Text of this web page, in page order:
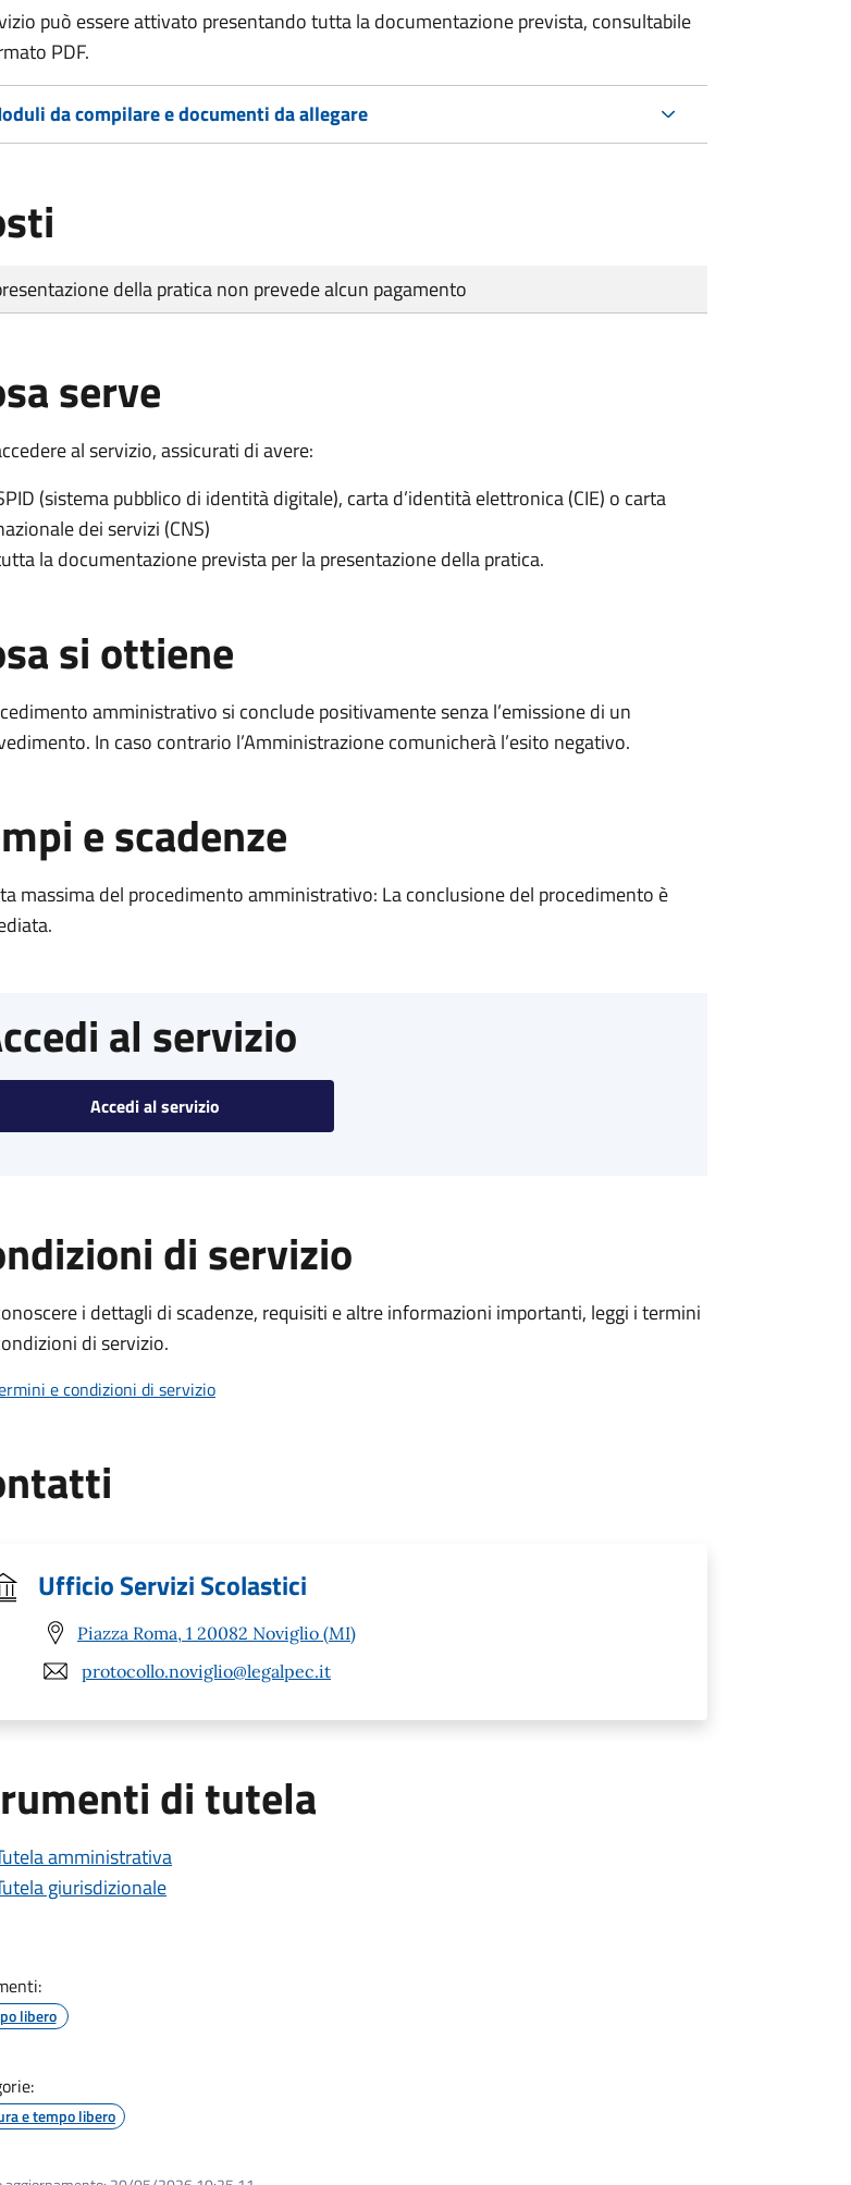
può essere attivato presentando tutta la documentazione prevista, consultabile
PDF.
da compilare e documenti da allegare
di pagamentodella pratica non prevede alcun pagamento
serve
al servizio, assicurati di avere:
(sistema pubblico di identità digitale), carta d’identità elettronica (CIE) o carta
dei servizi (CNS)
la documentazione prevista per la presentazione della pratica.
si ottiene
amministrativo si conclude positivamente senza l’emissione di un
In caso contrario l’Amministrazione comunicherà l’esito negativo.
e scadenze
massima del procedimento amministrativo: La conclusione del procedimento è
al servizio
Accedi al servizio
di servizio
i dettagli di scadenze, requisiti e altre informazioni importanti, leggi i termini
di servizio.
e condizioni di servizio
Ufficio Servizi Scolastici
Piazza Roma, 1 20082 Noviglio (MI)
protocollo.noviglio@legalpec.it
di tutela
amministrativa
giurisdizionale
libero
e tempo libero